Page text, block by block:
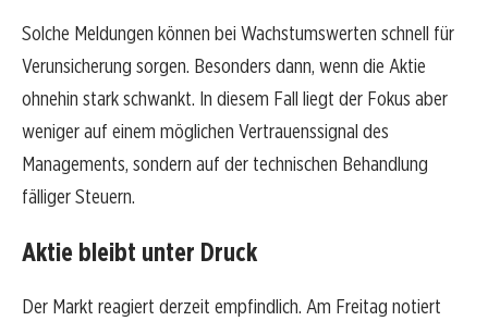
Solche Meldungen können bei Wachstumswerten schnell für
Verunsicherung sorgen. Besonders dann, wenn die Aktie
ohnehin stark schwankt. In diesem Fall liegt der Fokus aber
weniger auf einem möglichen Vertrauenssignal des
Managements, sondern auf der technischen Behandlung
fälliger Steuern.
Aktie bleibt unter Druck
Der Markt reagiert derzeit empfindlich. Am Freitag notiert